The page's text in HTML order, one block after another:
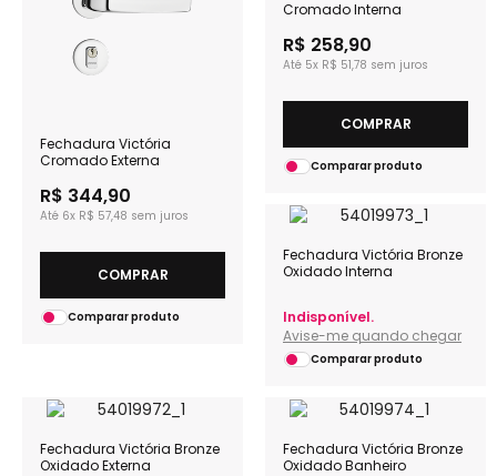
Fechadura Victória
Cromado Externa
R$ 344,90
6x R$ 57,48
COMPRAR
Comparar produto
Cromado Interna
R$ 258,90
5x R$ 51,78
COMPRAR
Comparar produto
Fechadura Victória Bronze
Oxidado Interna
Indisponível.
Avise-me quando chegar
Comparar produto
Fechadura Victória Bronze
Oxidado Externa
Fechadura Victória Bronze
Oxidado Banheiro